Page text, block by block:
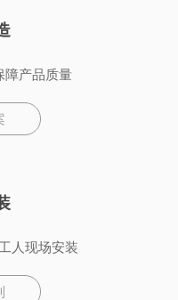
障产品质量
人现场安装